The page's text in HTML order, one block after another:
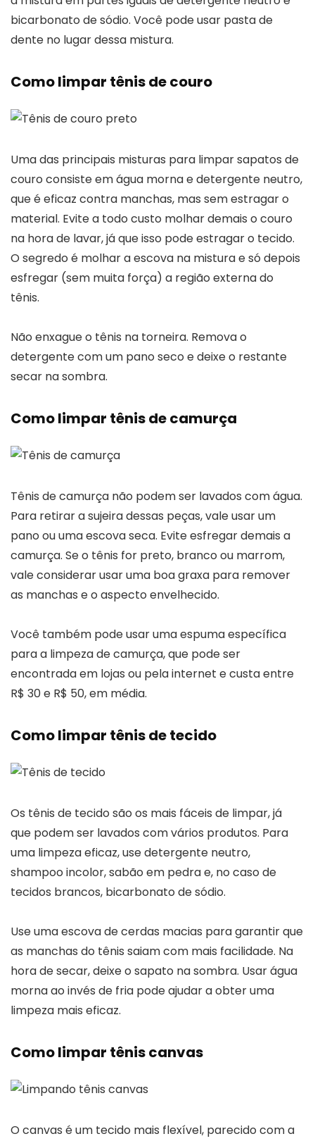
bicarbonato de sódio. Você pode usar pasta de
dente no lugar dessa mistura.
Como limpar tênis de couro
Uma das principais misturas para limpar sapatos de
couro consiste em água morna e detergente neutro,
que é eficaz contra manchas, mas sem estragar o
material. Evite a todo custo molhar demais o couro
na hora de lavar, já que isso pode estragar o tecido.
O segredo é molhar a escova na mistura e só depois
esfregar (sem muita força) a região externa do
tênis.
Não enxague o tênis na torneira. Remova o
detergente com um pano seco e deixe o restante
secar na sombra.
Como limpar tênis de camurça
Tênis de camurça não podem ser lavados com água.
Para retirar a sujeira dessas peças, vale usar um
pano ou uma escova seca. Evite esfregar demais a
camurça. Se o tênis for preto, branco ou marrom,
vale considerar usar uma boa graxa para remover
as manchas e o aspecto envelhecido.
Você também pode usar uma espuma específica
para a limpeza de camurça, que pode ser
encontrada em lojas ou pela internet e custa entre
R$ 30 e R$ 50, em média.
Como limpar tênis de tecido
Os tênis de tecido são os mais fáceis de limpar, já
que podem ser lavados com vários produtos. Para
uma limpeza eficaz, use detergente neutro,
shampoo incolor, sabão em pedra e, no caso de
tecidos brancos, bicarbonato de sódio.
Use uma escova de cerdas macias para garantir que
as manchas do tênis saiam com mais facilidade. Na
hora de secar, deixe o sapato na sombra. Usar água
morna ao invés de fria pode ajudar a obter uma
limpeza mais eficaz.
Como limpar tênis canvas
O canvas é um tecido mais flexível, parecido com a